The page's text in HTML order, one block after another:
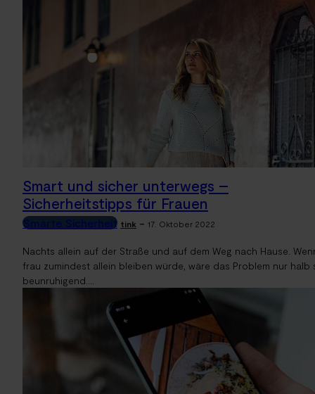
Smart und sicher unterwegs –
Sicherheitstipps für Frauen
Smarte Sicherheit tink - 17. Oktober 2022
Nachts allein auf der Straße und auf dem Weg nach Hause.
frau zumindest allein bleiben würde, wäre das Problem nur halb
beunruhigend....